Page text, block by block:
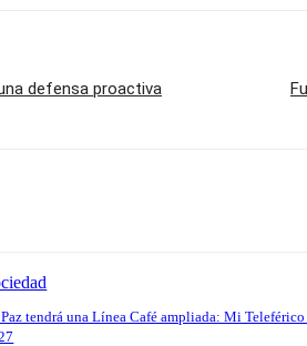
defensa proactiva
tendrá una Línea Café ampliada: Mi